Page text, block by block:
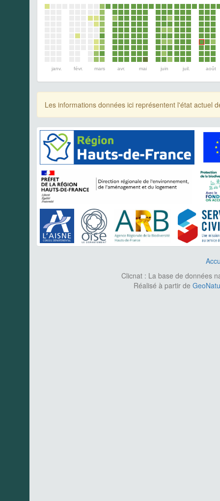
janv. févr. mars avr. mai juin juil. août
Les informations données ici représentent l'état actuel
Clicnat : La base de données
Réalisé à partir de